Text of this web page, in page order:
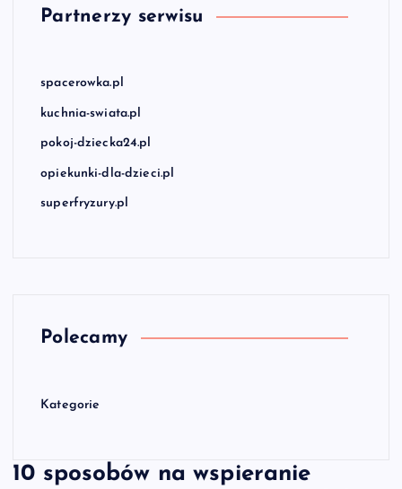
Partnerzy serwisu
spacerowka.pl
kuchnia-swiata.pl
pokoj-dziecka24.pl
opiekunki-dla-dzieci.pl
superfryzury.pl
Polecamy
Kategorie
10 sposobów na wspieranie